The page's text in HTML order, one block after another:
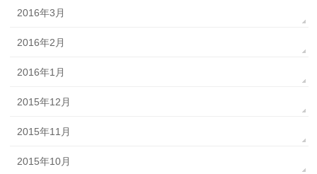
2016年3月
2016年2月
2016年1月
2015年12月
2015年11月
2015年10月